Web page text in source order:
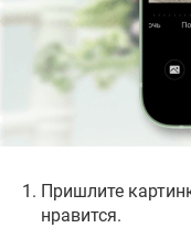
Салоны для
возможной
Наши
Пришлите
нравится.